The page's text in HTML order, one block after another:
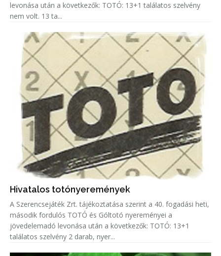
levonása után a következők: TOTÓ: 13+1 találatos szelvény
nem volt. 13 ta...
Hivatalos totónyeremények
A Szerencsejáték Zrt. tájékoztatása szerint a 40. fogadási heti,
második fordulós TOTÓ és Góltotó nyereményei a
jövedelemadó levonása után a következők: TOTÓ: 13+1
találatos szelvény 2 darab, nyer...